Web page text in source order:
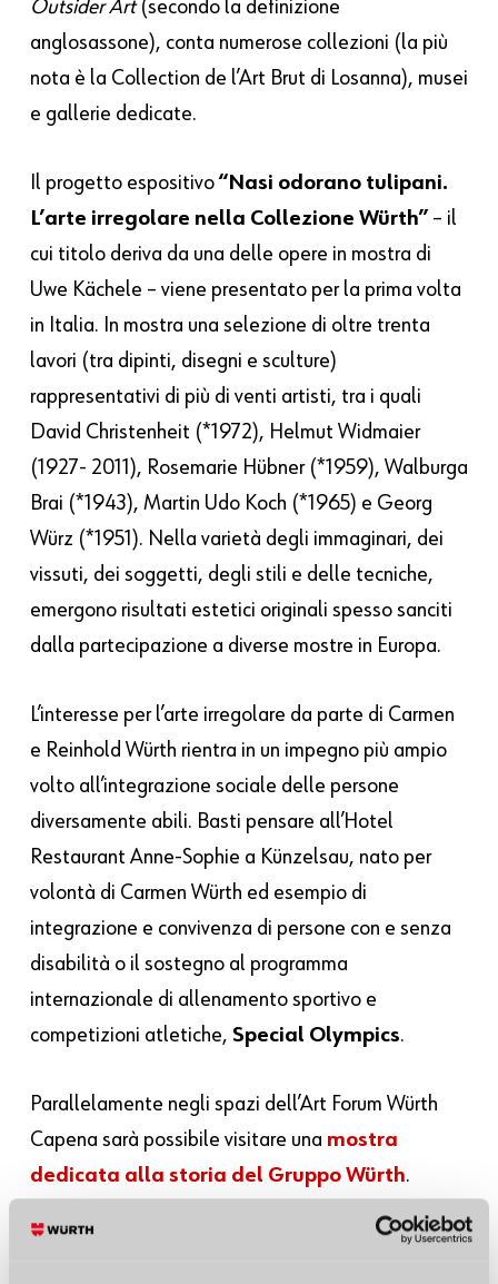
Outsider Art(secondo la definizione
anglosassone), conta numerose collezioni (la più
nota è la Collection de l’Art Brut di Losanna), musei
e gallerie dedicate.
Il progetto espositivo“Nasi odorano tulipani.
L’arte irregolare nella Collezione Würth”– il
cui titolo deriva da una delle opere in mostra di
Uwe Kächele – viene presentato per la prima volta
in Italia. In mostra una selezione di oltre trenta
lavori (tra dipinti, disegni e sculture)
rappresentativi di più di venti artisti, tra i quali
David Christenheit (*1972), Helmut Widmaier
(1927- 2011), Rosemarie Hübner (*1959), Walburga
Brai (*1943), Martin Udo Koch (*1965) e Georg
Würz (*1951). Nella varietà degli immaginari, dei
vissuti, dei soggetti, degli stili e delle tecniche,
emergono risultati estetici originali spesso sanciti
dalla partecipazione a diverse mostre in Europa.
L’interesse per l’arte irregolare da parte di Carmen
e Reinhold Würth rientra in un impegno più ampio
volto all’integrazione sociale delle persone
diversamente abili. Basti pensare all’Hotel
Restaurant Anne-Sophie a Künzelsau, nato per
volontà di Carmen Würth ed esempio di
integrazione e convivenza di persone con e senza
disabilità o il sostegno al programma
internazionale di allenamento sportivo e
competizioni atletiche, Special Olympics.
Parallelamente negli spazi dell’Art Forum Würth
Capena sarà possibile visitare una mostra
dedicata alla storia del Gruppo Würth.
Quest’ultima, presentata sotto forma di linea del
tempo, intende celebrare i 70 anni di attività del